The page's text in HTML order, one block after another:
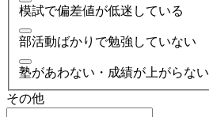
模試で偏差値が低迷している
部活動ばかりで勉強していない
塾があわない・成績が上がらない
その他